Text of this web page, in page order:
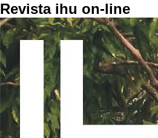
Revista ihu on-line